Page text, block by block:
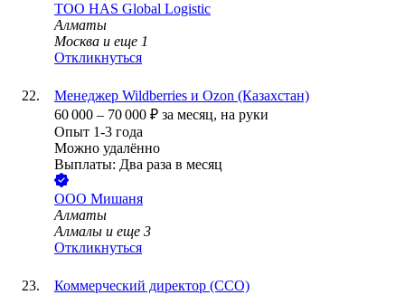
ТОО HAS Global Logistic
Алматы
Москва и еще 1
Откликнуться
Менеджер Wildberries и Ozon (Казахстан)
60 000 – 70 000 ₽ за месяц, на руки
Опыт 1-3 года
Можно удалённо
Выплаты: Два раза в месяц
ООО Мишаня
Алматы
Алмалы и еще 3
Откликнуться
Коммерческий директор (CCO)